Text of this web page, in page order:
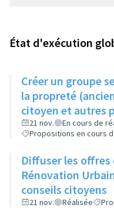
État d'exécution
Créer un groupe
la propreté
citoyen et autres
qui, une fois par
les informations
21 nov.
En cours de
Propositions en cours
Diffuser les
Rénovation
conseils citoyens
21 nov. Réalisée